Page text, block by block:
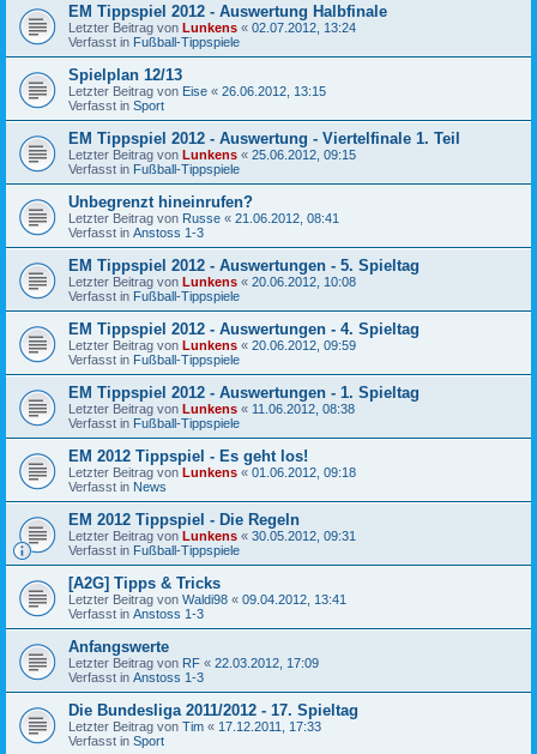
EM Tippspiel 2012 - Auswertung Halbfinale
Letzter Beitrag von Lunkens « 02.07.2012, 13:24
Verfasst in Fußball-Tippspiele
Spielplan 12/13
Letzter Beitrag von Eise « 26.06.2012, 13:15
Verfasst in Sport
EM Tippspiel 2012 - Auswertung - Viertelfinale 1. Teil
Letzter Beitrag von Lunkens « 25.06.2012, 09:15
Verfasst in Fußball-Tippspiele
Unbegrenzt hineinrufen?
Letzter Beitrag von Russe « 21.06.2012, 08:41
Verfasst in Anstoss 1-3
EM Tippspiel 2012 - Auswertungen - 5. Spieltag
Letzter Beitrag von Lunkens « 20.06.2012, 10:08
Verfasst in Fußball-Tippspiele
EM Tippspiel 2012 - Auswertungen - 4. Spieltag
Letzter Beitrag von Lunkens « 20.06.2012, 09:59
Verfasst in Fußball-Tippspiele
EM Tippspiel 2012 - Auswertungen - 1. Spieltag
Letzter Beitrag von Lunkens « 11.06.2012, 08:38
Verfasst in Fußball-Tippspiele
EM 2012 Tippspiel - Es geht los!
Letzter Beitrag von Lunkens « 01.06.2012, 09:18
Verfasst in News
EM 2012 Tippspiel - Die Regeln
Letzter Beitrag von Lunkens « 30.05.2012, 09:31
Verfasst in Fußball-Tippspiele
[A2G] Tipps & Tricks
Letzter Beitrag von Waldi98 « 09.04.2012, 13:41
Verfasst in Anstoss 1-3
Anfangswerte
Letzter Beitrag von RF « 22.03.2012, 17:09
Verfasst in Anstoss 1-3
Die Bundesliga 2011/2012 - 17. Spieltag
Letzter Beitrag von Tim « 17.12.2011, 17:33
Verfasst in Sport